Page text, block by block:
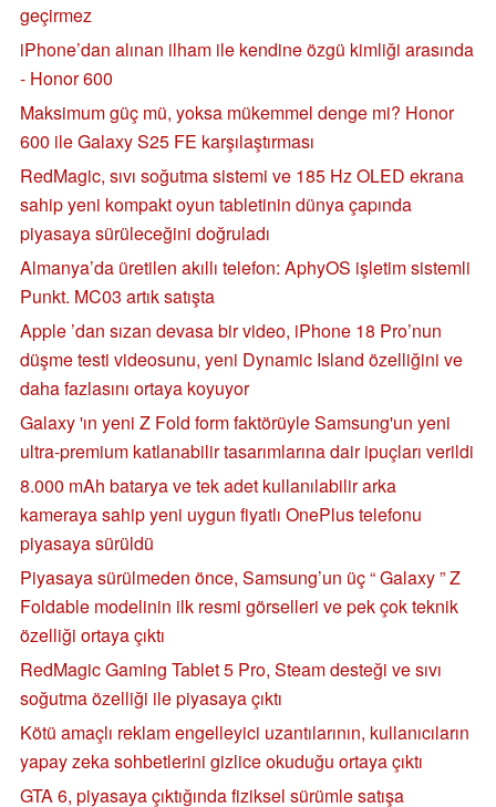
geçirmez
iPhone’dan alınan ilham ile kendine özgü kimliği arasında
- Honor 600
Maksimum güç mü, yoksa mükemmel denge mi? Honor
600 ile Galaxy S25 FE karşılaştırması
RedMagic, sıvı soğutma sistemi ve 185 Hz OLED ekrana
sahip yeni kompakt oyun tabletinin dünya çapında
piyasaya sürüleceğini doğruladı
Almanya’da üretilen akıllı telefon: AphyOS işletim sistemli
Punkt. MC03 artık satışta
Apple ’dan sızan devasa bir video, iPhone 18 Pro’nun
düşme testi videosunu, yeni Dynamic Island özelliğini ve
daha fazlasını ortaya koyuyor
Galaxy 'ın yeni Z Fold form faktörüyle Samsung'un yeni
ultra-premium katlanabilir tasarımlarına dair ipuçları verildi
8.000 mAh batarya ve tek adet kullanılabilir arka
kameraya sahip yeni uygun fiyatlı OnePlus telefonu
piyasaya sürüldü
Piyasaya sürülmeden önce, Samsung’un üç “ Galaxy ” Z
Foldable modelinin ilk resmi görselleri ve pek çok teknik
özelliği ortaya çıktı
RedMagic Gaming Tablet 5 Pro, Steam desteği ve sıvı
soğutma özelliği ile piyasaya çıktı
Kötü amaçlı reklam engelleyici uzantılarının, kullanıcıların
yapay zeka sohbetlerini gizlice okuduğu ortaya çıktı
GTA 6, piyasaya çıktığında fiziksel sürümle satışa